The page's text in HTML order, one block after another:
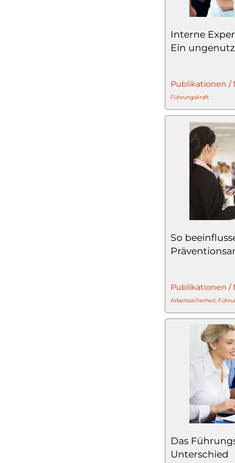
Interne
Ein
Publikationen /
Führungskraft
So
Publikationen /
Arbeitssicherheit,
Das
Unterschied